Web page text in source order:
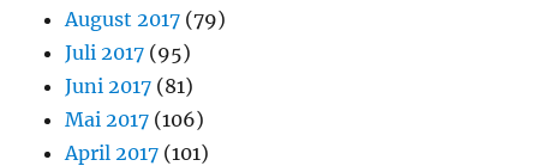
August 2017 (79)
Juli 2017 (95)
Juni 2017 (81)
Mai 2017 (106)
April 2017 (101)